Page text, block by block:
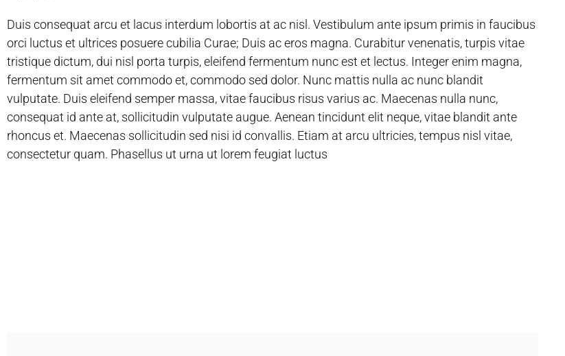
Duis consequat arcu et lacus interdum lobortis at ac nisl. Vestibulum ante ipsum primis in faucibus
orci luctus et ultrices posuere cubilia Curae; Duis ac eros magna. Curabitur venenatis, turpis vitae
tristique dictum, dui nisl porta turpis, eleifend fermentum nunc est et lectus. Integer enim magna,
fermentum sit amet commodo et, commodo sed dolor. Nunc mattis nulla ac nunc blandit
vulputate. Duis eleifend semper massa, vitae faucibus risus varius ac. Maecenas nulla nunc,
consequat id ante at, sollicitudin vulputate augue. Aenean tincidunt elit neque, vitae blandit ante
rhoncus et. Maecenas sollicitudin sed nisi id convallis. Etiam at arcu ultricies, tempus nisl vitae,
consectetur quam. Phasellus ut urna ut lorem feugiat luctus